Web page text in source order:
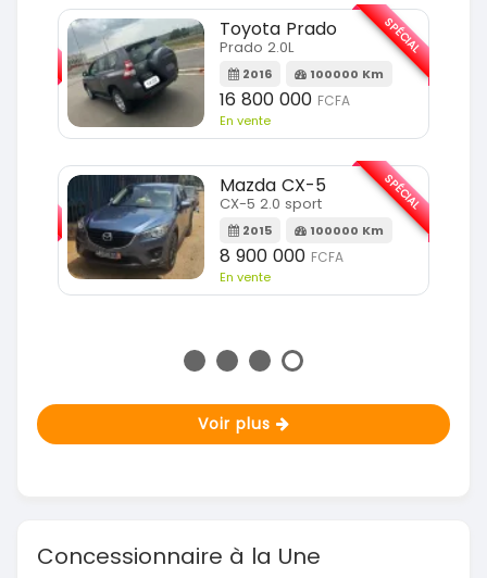
Toyota Prado
Prado 2.0L
2016 100000 Km
16 800 000 FCFA
En vente
SPÉCIAL
Mazda CX-5
CX-5 2.0 sport
2015 100000 Km
8 900 000 FCFA
En vente
SPÉCIAL
Voir plus
Concessionnaire à la Une